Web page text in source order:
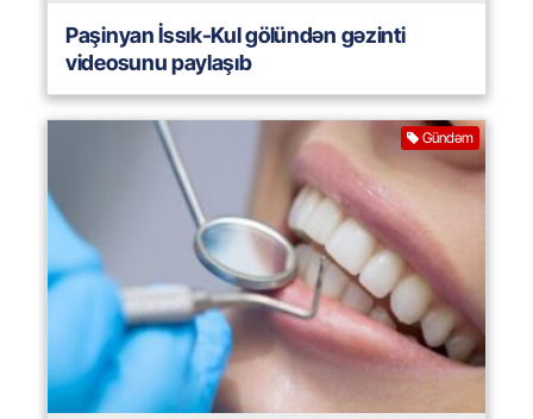
Paşinyan İssık-Kul gölündən gəzinti
videosunu paylaşıb
Gündəm